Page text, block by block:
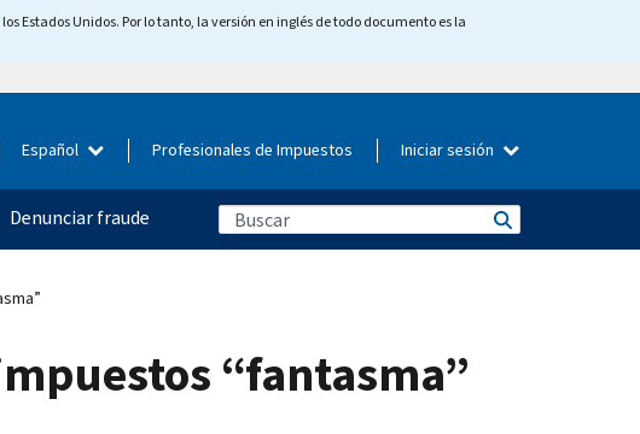
Estados Unidos. Por lo tanto, la versión en inglés de todo documento es la
Español Profesionales de Impuestos Iniciar sesión
Denunciar fraude
“fantasma”